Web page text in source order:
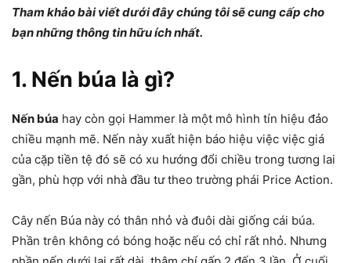
Tham khảo bài viết dưới đây chúng tôi sẽ cung cấp cho
bạn những thông tin hữu ích nhất.
1. Nến búa là gì?
Nến búa hay còn gọi Hammer là một mô hình tín hiệu đảo
chiều mạnh mẽ. Nến này xuất hiện báo hiệu việc việc giá
của cặp tiền tệ đó sẽ có xu hướng đổi chiều trong tương lai
gần, phù hợp với nhà đầu tư theo trường phái Price Action.
Cây nến Búa này có thân nhỏ và đuôi dài giống cái búa.
Phần trên không có bóng hoặc nếu có chỉ rất nhỏ. Nhưng